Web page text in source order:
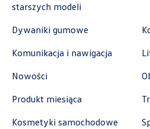
ul. Krakowska 33,
czescivw@autoluzar.pl
Auto-Blak
starszych modeli
Dywaniki gumowe
Komunikacja i nawigacja
Nowości
Produkt miesiąca
Kosmetyki samochodowe